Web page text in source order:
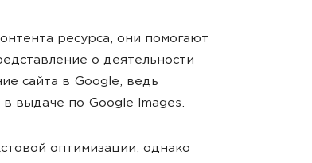
ресурса, они помогают
о деятельности
сайта в Google, ведь
выдаче по Google Images.
оптимизации, однако